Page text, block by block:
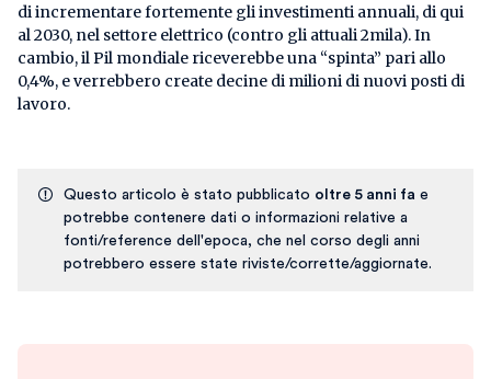
di incrementare fortemente gli investimenti annuali, di qui
al 2030, nel settore elettrico (contro gli attuali 2mila). In
cambio, il Pil mondiale riceverebbe una “spinta” pari allo
0,4%, e verrebbero create decine di milioni di nuovi posti di
lavoro.
Questo articolo è stato pubblicato oltre 5 anni fa e
potrebbe contenere dati o informazioni relative a
fonti/reference dell'epoca, che nel corso degli anni
potrebbero essere state riviste/corrette/aggiornate.